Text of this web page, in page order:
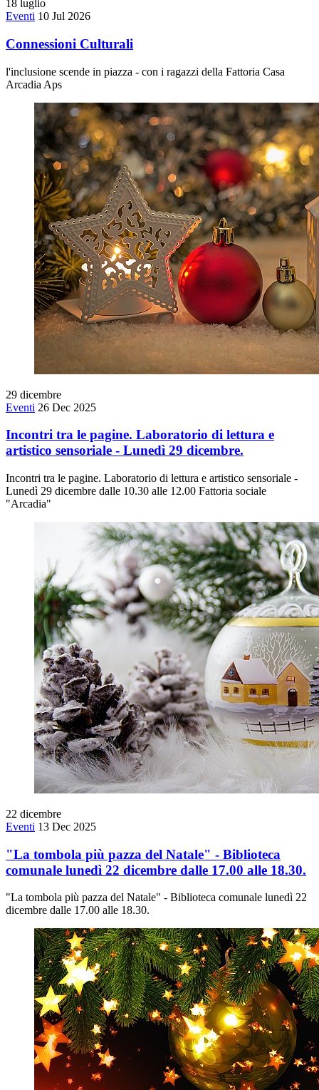
18 luglio
Eventi 10 Jul 2026
Connessioni Culturali
l'inclusione scende in piazza - con i ragazzi della Fattoria Casa
Arcadia Aps
29 dicembre
Eventi 26 Dec 2025
Incontri tra le pagine. Laboratorio di lettura e
artistico sensoriale - Lunedì 29 dicembre.
Incontri tra le pagine. Laboratorio di lettura e artistico sensoriale -
Lunedì 29 dicembre dalle 10.30 alle 12.00 Fattoria sociale
"Arcadia"
22 dicembre
Eventi 13 Dec 2025
"La tombola più pazza del Natale" - Biblioteca
comunale lunedì 22 dicembre dalle 17.00 alle 18.30.
"La tombola più pazza del Natale" - Biblioteca comunale lunedì 22
dicembre dalle 17.00 alle 18.30.